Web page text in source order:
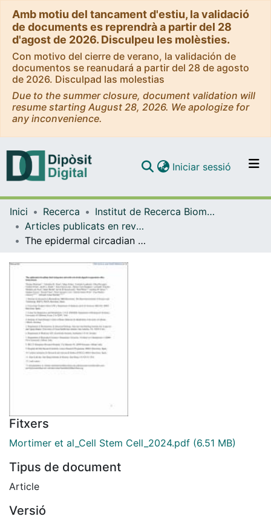
Amb motiu del tancament d'estiu, la validació
de documents es reprendrà a partir del 28
d'agost de 2026. Disculpeu les molèsties.
Con motivo del cierre de verano, la validación de
documentos se reanudará a partir del 28 de agosto
de 2026. Disculpad las molestias
Due to the summer closure, document validation will
resume starting August 28, 2026. We apologize for
any inconvenience.
Navega per tot el DD
Contacte
Iniciar sessió (current)
Inici Recerca
Institut de Recerca Biomèdica (IRB Barcelona)
Articles publicats en revistes (Institut de Recerca Biomèdica (IRB Barcelona))
The epidermal circadian clock integrates and subverts brain signals to guarantee skin homeostasis
Fitxers
Mortimer et al_Cell Stem Cell_2024.pdf (6.51 MB)
Tipus de document
Article
Versió